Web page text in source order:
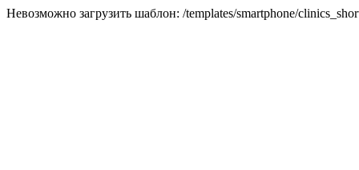
Невозможно загрузить шаблон: /templates/smartphone/